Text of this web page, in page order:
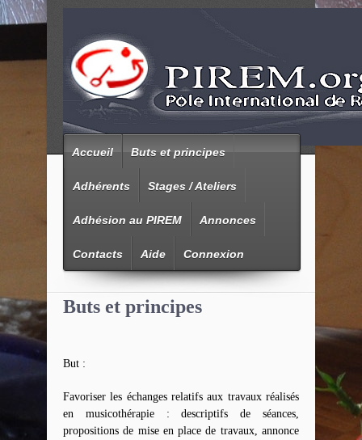
Accueil Buts et principes
Adhérents Stages / Ateliers
Adhésion au PIREM Annonces
Contacts Aide Connexion
Buts et principes
But :
Favoriser les échanges relatifs aux travaux réalisés
en musicothérapie : descriptifs de séances,
propositions de mise en place de travaux, annonce